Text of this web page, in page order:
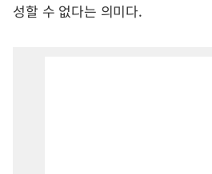
성할 수 없다는 의미다.